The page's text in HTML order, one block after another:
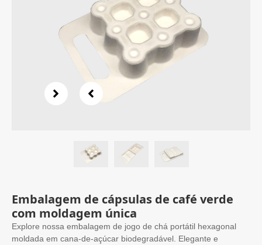
Embalagem de cápsulas de café verde
com moldagem única
Explore nossa embalagem de jogo de chá portátil hexagonal
moldada em cana-de-açúcar biodegradável. Elegante e